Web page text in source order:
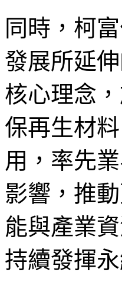
同時，柯
發展所延
核心理念
保再生材
用，率先
影響，推
能與產業
持續發揮